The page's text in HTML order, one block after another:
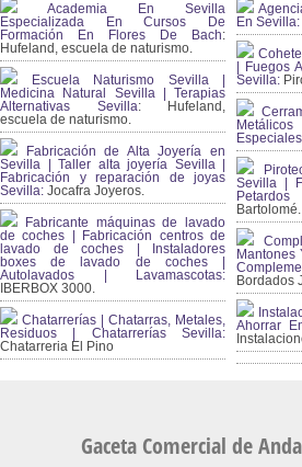
Academia En Sevilla
Especializada En Cursos De
Formación En Flores De Bach:
Hufeland, escuela de naturismo.
Escuela Naturismo Sevilla |
Medicina Natural Sevilla | Terapias
Alternativas Sevilla: Hufeland,
escuela de naturismo.
Fabricación de Alta Joyería en
Sevilla | Taller alta joyería Sevilla |
Fabricación y reparación de joyas
Sevilla: Jocafra Joyeros.
Fabricante máquinas de lavado
de coches | Fabricación centros de
lavado de coches | Instaladores
boxes de lavado de coches |
Autolavados | Lavamascotas:
IBERBOX 3000.
Chatarrerías | Chatarras, Metales,
Residuos | Chatarrerías Sevilla:
Chatarreria El Pino
En Sevilla:
| Fuegos
Sevilla:
Sevilla |
Bartolomé.
Mantones
Bordados
Ahorrar
Gaceta Comercial de